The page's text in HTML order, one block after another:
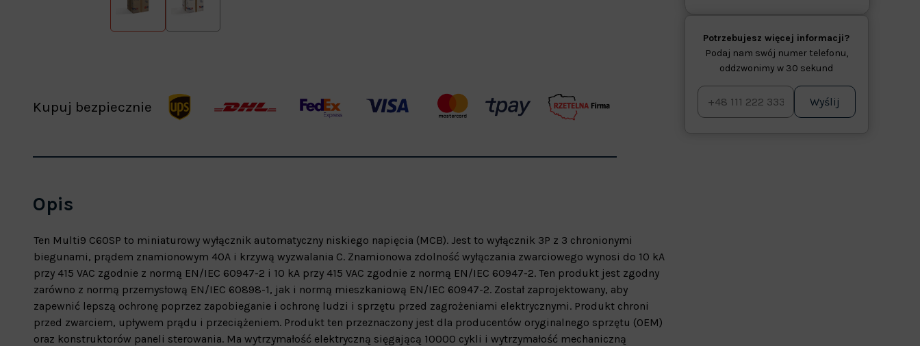
Kupuj bezpiecznie
Potrzebujesz więcej informacji?
Podaj nam swój numer telefonu,
oddzwonimy w 30 sekund
Wyślij
Opis
Ten Multi9 C60SP to miniaturowy wyłącznik automatyczny niskiego napięcia (MCB). Jest to wyłącznik 3P z 3 chronionymi
biegunami, prądem znamionowym 40A i krzywą wyzwalania C. Znamionowa zdolność wyłączania zwarciowego wynosi do 10 kA
przy 415 VAC zgodnie z normą EN/IEC 60947-2 i 10 kA przy 415 VAC zgodnie z normą EN/IEC 60947-2. Ten produkt jest zgodny
zarówno z normą przemysłową EN/IEC 60898-1, jak i normą mieszkaniową EN/IEC 60947-2. Został zaprojektowany, aby
zapewnić lepszą ochronę poprzez zapobieganie i ochronę ludzi i sprzętu przed zagrożeniami elektrycznymi. Produkt chroni
przed zwarciem, upływem prądu i przeciążeniem. Produkt ten przeznaczony jest dla producentów oryginalnego sprzętu (OEM)
oraz konstruktorów paneli sterowania. Ma wytrzymałość elektryczną sięgającą 10000 cykli i wytrzymałość mechaniczną